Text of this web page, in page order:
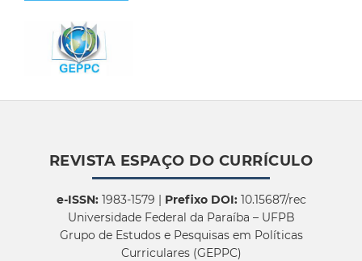
REVISTA ESPAÇO DO CURRÍCULO
e-ISSN:1983-1579 | Prefixo DOI:10.15687/rec
Universidade Federal da Paraíba – UFPB
Grupo de Estudos e Pesquisas em Políticas
Curriculares (GEPPC)